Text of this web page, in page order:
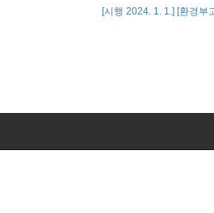
[시행 2024. 1. 1.] [환경